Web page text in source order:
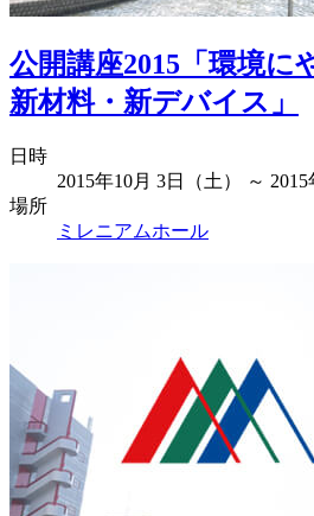
公開講座2015「環境に
新材料・新デバイス」
日時
2015年10月 3日（土） ～ 2015
場所
ミレニアムホール